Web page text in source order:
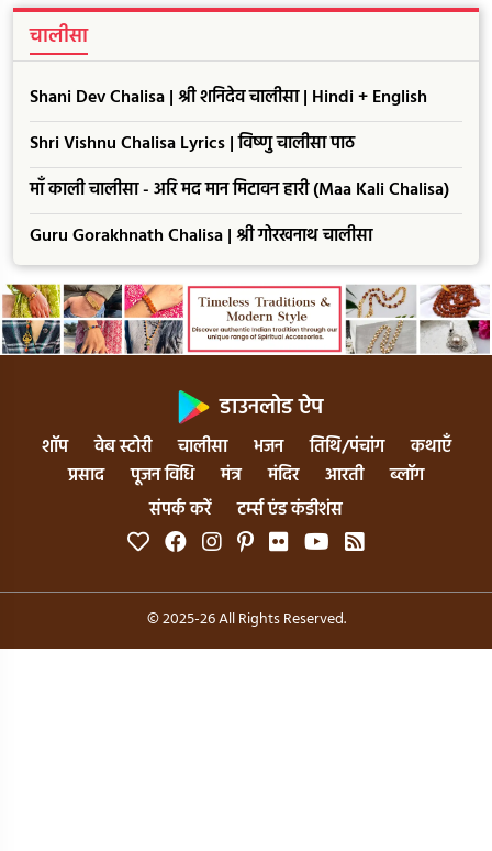
चालीसा
Shani Dev Chalisa | श्री शनिदेव चालीसा | Hindi + English
Shri Vishnu Chalisa Lyrics | विष्णु चालीसा पाठ
माँ काली चालीसा - अरि मद मान मिटावन हारी (Maa Kali Chalisa)
Guru Gorakhnath Chalisa | श्री गोरखनाथ चालीसा
डाउनलोड ऐप
शॉप वेब स्टोरी चालीसा भजन तिथि/पंचांग
कथाएँ
प्रसाद
पूजन विधि मंत्र मंदिर आरती
ब्लॉग
संपर्क करें
टर्म्स एंड कंडीशंस
© 2025-26 All Rights Reserved.